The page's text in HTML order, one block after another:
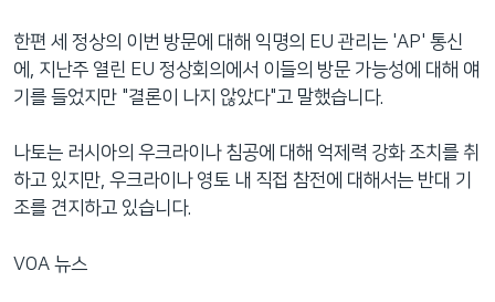
한편 세 정상의 이번 방문에 대해 익명의 EU 관리는 'AP' 통신
에, 지난주 열린 EU 정상회의에서 이들의 방문 가능성에 대해 얘
기를 들었지만 "결론이 나지 않았다"고 말했습니다.
나토는 러시아의 우크라이나 침공에 대해 억제력 강화 조치를 취
하고 있지만, 우크라이나 영토 내 직접 참전에 대해서는 반대 기
조를 견지하고 있습니다.
VOA 뉴스